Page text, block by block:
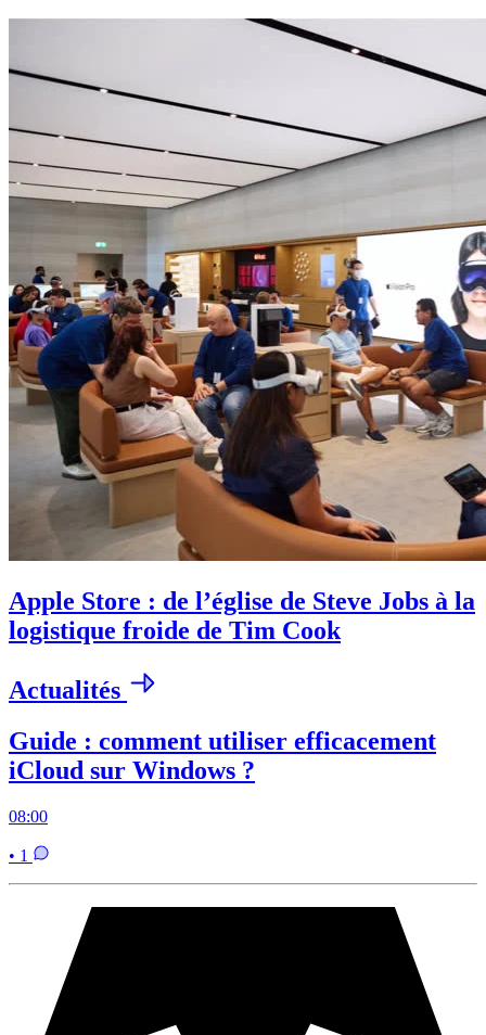
Apple Store : de l’église de Steve Jobs à la
logistique froide de Tim Cook
Actualités
Guide : comment utiliser efficacement
iCloud sur Windows ?
08:00
• 1